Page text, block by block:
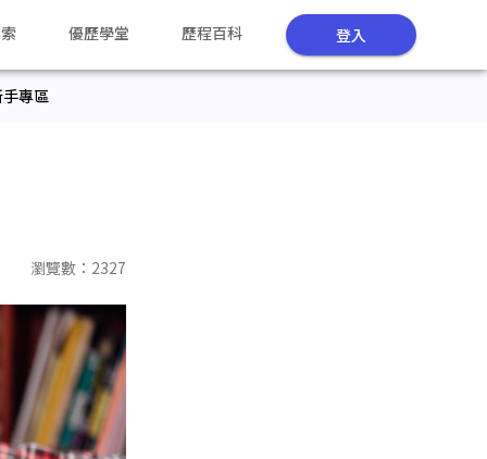
優歷學堂 歷程百科 登入
專區
瀏覽數： 2327